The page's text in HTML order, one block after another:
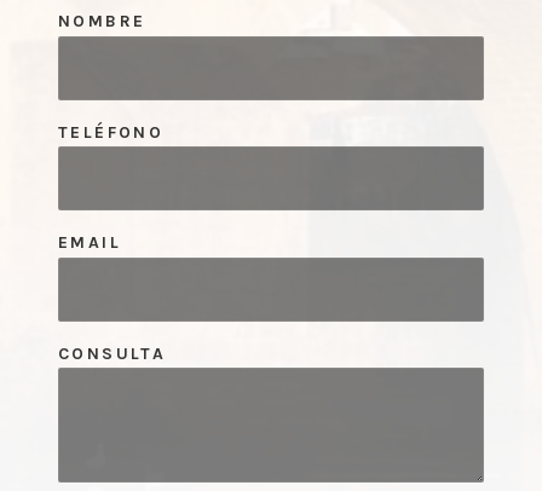
NOMBRE
TELÉFONO
EMAIL
CONSULTA